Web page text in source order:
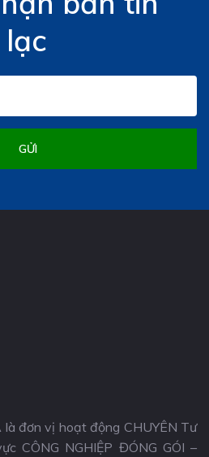
GỬI
là đơn vị hoạt động CHUYÊN Tư
CÔNG NGHIỆP ĐÓNG GÓI –